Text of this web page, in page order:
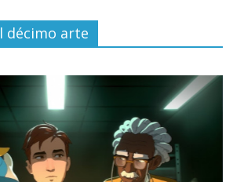
décimo arte